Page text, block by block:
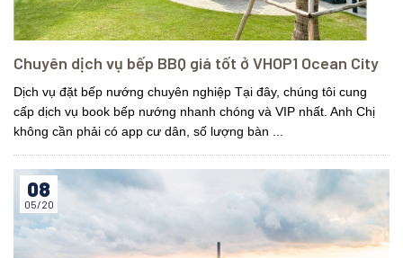
Chuyên dịch vụ bếp BBQ giá tốt ở VHOP1 Ocean City
Dịch vụ đặt bếp nướng chuyên nghiệp Tại đây, chúng tôi cung
cấp dịch vụ book bếp nướng nhanh chóng và VIP nhất. Anh Chị
không cần phải có app cư dân, số lượng bàn ...
08
05/20